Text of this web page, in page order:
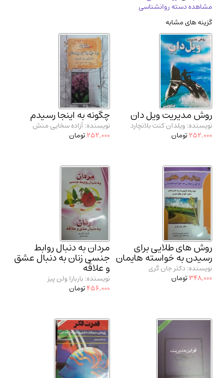
مدرسان شریف و انتشارت ارشد کتاب‌های..
دانشگاه پیامـ نور
مشاهده دسته روانشناسی
گزینه های مشابه
روش مدیریت ویل دان
نویسنده: ویلدان کنت بلانچارد
252,000تومان
چگونه به اینجا رسیدم
نویسنده: آزاده سخایی منش
252,000تومان
روش های طلایی برای
رسیدن به خواسته هایمان
نویسنده: دکتر جان گری
348,000تومان
مردان به دنبال روابط
جنسی زنان به دنبال عشق
و علاقه
نویسنده: باربارا ولن پیز
456,000تومان